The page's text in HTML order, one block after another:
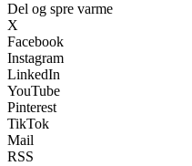
Del og spre varme
X
Facebook
Instagram
LinkedIn
YouTube
Pinterest
TikTok
Mail
RSS